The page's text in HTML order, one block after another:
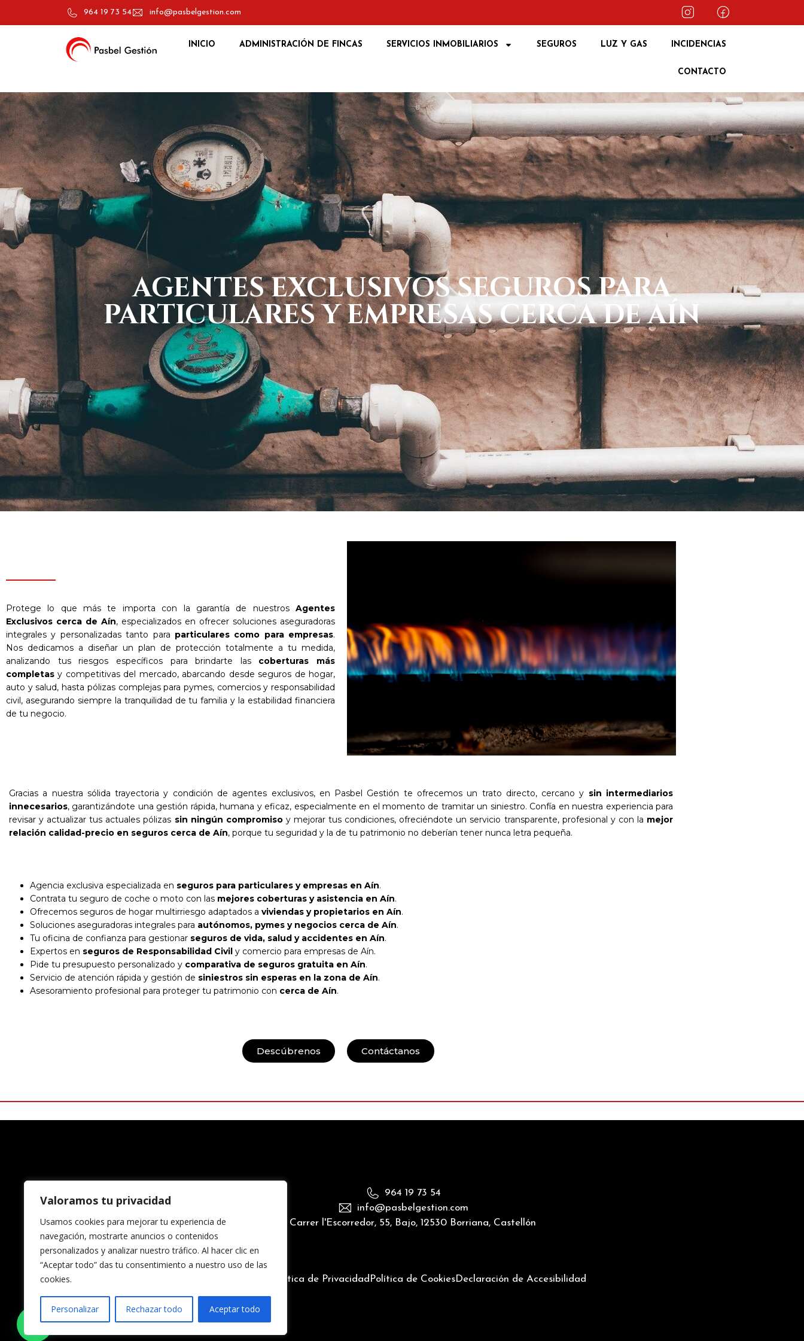
Valoramos tu privacidad
Usamos cookies para mejorar tu experiencia de
navegación, mostrarte anuncios o contenidos
personalizados y analizar nuestro tráfico. Al hacer clic en
“Aceptar todo” das tu consentimiento a nuestro uso de las
cookies.
Personalizar Rechazar todo Aceptar todo
964 19 73 54 info@pasbelgestion.com
INICIO ADMINISTRACIÓN DE FINCAS SERVICIOS INMOBILIARIOS SEGUROS LUZ Y GAS INCIDENCIAS
CONTACTO
AGENTES EXCLUSIVOS SEGUROS PARA
PARTICULARES Y EMPRESAS CERCA DE AÍN
Protege lo que más te importa con la garantía de nuestros Agentes
Exclusivos cerca de Aín, especializados en ofrecer soluciones aseguradoras
integrales y personalizadas tanto para particulares como para empresas.
Nos dedicamos a diseñar un plan de protección totalmente a tu medida,
analizando tus riesgos específicos para brindarte las coberturas más
completas y competitivas del mercado, abarcando desde seguros de hogar,
auto y salud, hasta pólizas complejas para pymes, comercios y responsabilidad
civil, asegurando siempre la tranquilidad de tu familia y la estabilidad financiera
de tu negocio.
Gracias a nuestra sólida trayectoria y condición de agentes exclusivos, en Pasbel Gestión te ofrecemos un trato directo, cercano y sin intermediarios
innecesarios, garantizándote una gestión rápida, humana y eficaz, especialmente en el momento de tramitar un siniestro. Confía en nuestra experiencia para
revisar y actualizar tus actuales pólizas sin ningún compromisoy mejorar tus condiciones, ofreciéndote un servicio transparente, profesional y con la mejor
relación calidad-precio en seguros cerca de Aín, porque tu seguridad y la de tu patrimonio no deberían tener nunca letra pequeña.
Agencia exclusiva especializada en seguros para particulares y empresas en Aín.
Contrata tu seguro de coche o moto con las mejores coberturas y asistencia en Aín.
Ofrecemos seguros de hogar multirriesgo adaptados a viviendas y propietarios en Aín.
Soluciones aseguradoras integrales para autónomos, pymes y negocios cerca de Aín.
Tu oficina de confianza para gestionar seguros de vida, salud y accidentes en Aín.
Expertos en seguros de Responsabilidad Civil y comercio para empresas de Aín.
Pide tu presupuesto personalizado y comparativa de seguros gratuita en Aín.
Servicio de atención rápida y gestión de siniestros sin esperas en la zona de Aín.
Asesoramiento profesional para proteger tu patrimonio con cerca de Aín.
Descúbrenos Contáctanos
964 19 73 54
info@pasbelgestion.com
Carrer l'Escorredor, 55, Bajo, 12530 Borriana, Castellón
Política de Privacidad Política de CookiesDeclaración de Accesibilidad